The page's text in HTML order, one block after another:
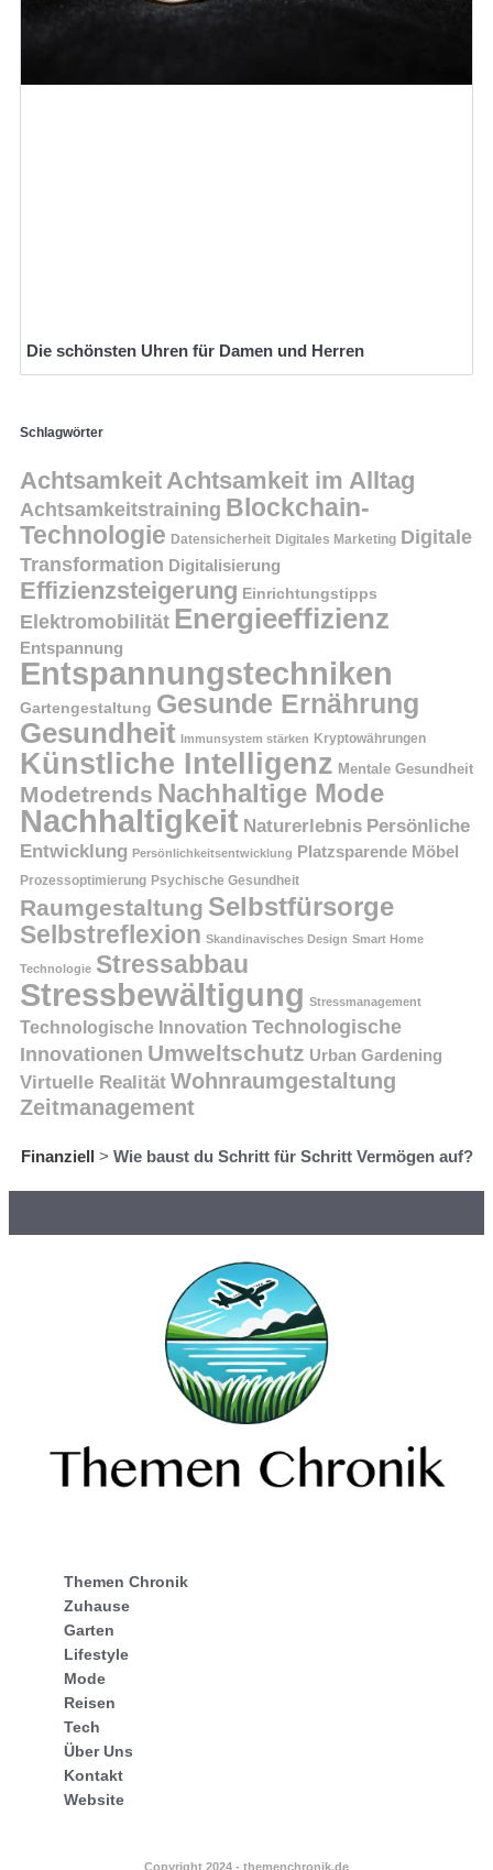
Die schönsten Uhren für Damen und Herren
Schlagwörter
AchtsamkeitAchtsamkeit im Alltag
Achtsamkeitstraining Blockchain-
Technologie Datensicherheit Digitales Marketing Digitale
Transformation Digitalisierung
Effizienzsteigerung Einrichtungstipps
Elektromobilität Energieeffizienz
Entspannung
Entspannungstechniken
Gartengestaltung Gesunde Ernährung
Gesundheit Immunsystem stärken Kryptowährungen
Künstliche Intelligenz Mentale Gesundheit
Modetrends Nachhaltige Mode
Nachhaltigkeit Naturerlebnis Persönliche
Entwicklung Persönlichkeitsentwicklung Platzsparende Möbel
Prozessoptimierung Psychische Gesundheit
Raumgestaltung Selbstfürsorge
Selbstreflexion Skandinavisches Design Smart Home
Technologie Stressabbau
Stressbewältigung Stressmanagement
Technologische Innovation Technologische
Innovationen Umweltschutz Urban Gardening
Virtuelle Realität Wohnraumgestaltung
Zeitmanagement
Finanziell > Wie baust du Schritt für Schritt Vermögen auf?
Themen Chronik
Zuhause
Garten
Lifestyle
Mode
Reisen
Tech
Über Uns
Kontakt
Website
Copyright 2024 - themenchronik.de